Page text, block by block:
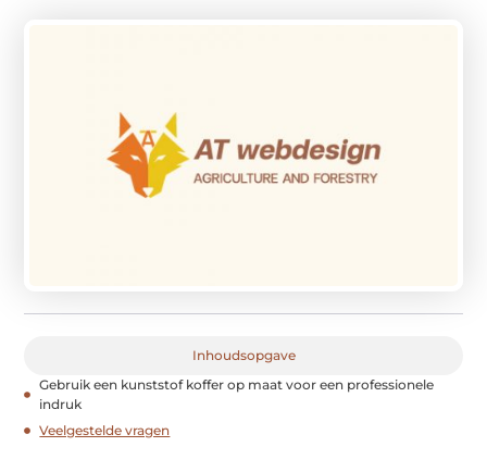
Inhoudsopgave
Gebruik een kunststof koffer op maat voor een professionele
indruk
Veelgestelde vragen